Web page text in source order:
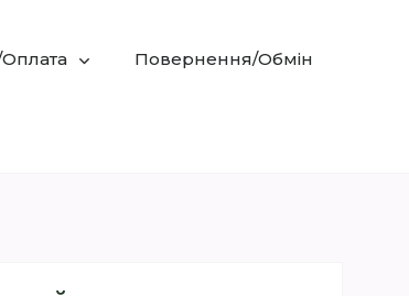
Оплата Повернення/Обмін